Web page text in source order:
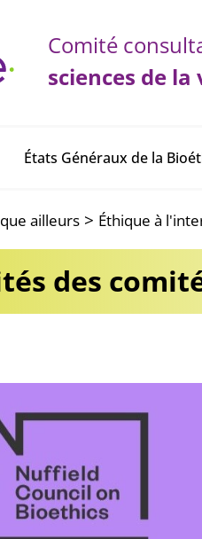
Comité
sciences de
États Généraux de la
ailleurs Éthique à
à des